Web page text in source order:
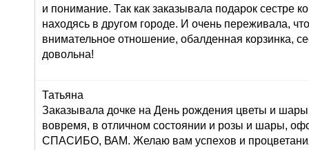
и понимание. Так как заказывала подарок сестре
находясь в другом городе. И очень переживала,
внимательное отношение, обалденная корзинка,
довольна!
Татьяна
Заказывала дочке на День рождения цветы и
вовремя, в отличном состоянии и розы и шары,
СПАСИБО, ВАМ. Желаю вам успехов и